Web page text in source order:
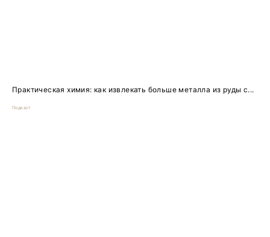
Практическая химия: как извлекать больше металла из руды с...
Подкаст